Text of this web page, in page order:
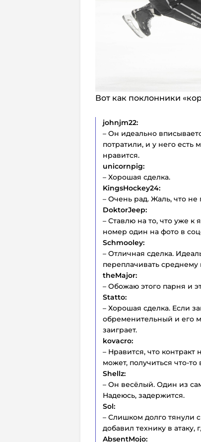
Вот как поклонники
johnjm22:
– Он идеально
потратили, и у него есть
нравится.
unicornpig:
– Хорошая сделка.
KingsHockey24:
– Очень рад. Жаль, что
DoktorJeep:
– Ставлю на то, что уже к
номер один на фото в
Schmooley:
– Отличная сделка.
переплачивать среднему
theMajor:
– Обожаю этого парня и
Statto:
– Хорошая сделка. Если
обременительный и его
заиграет.
kovacro:
– Нравится, что
может, получиться что-
Shellz:
– Он весёлый. Один из
Надеюсь, задержится.
Sol:
– Слишком долго тянули
добавил технику в атаку,
AbsentMojo: